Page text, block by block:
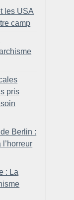
les USA
camp
pris
Berlin :
: La